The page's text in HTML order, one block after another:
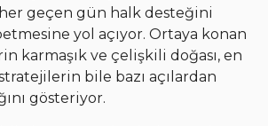
geçen gün halk desteğini
yol açıyor. Ortaya konan
karmaşık ve çelişkili doğası, en
bile bazı açılardan
gösteriyor.